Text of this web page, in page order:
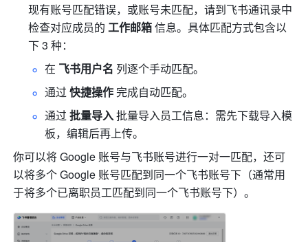
现有账号匹配错误，或账号未匹配，请到飞书通讯录中
检查对应成员的 工作邮箱 信息。具体匹配方式包含以
下 3 种：
在 飞书用户名 列逐个手动匹配。
通过 快捷操作 完成自动匹配。
通过 批量导入 批量导入员工信息：需先下载导入模
板，编辑后再上传。
你可以将 Google 账号与飞书账号进行一对一匹配，还可
以将多个 Google 账号匹配到同一个飞书账号下（通常用
于将多个已离职员工匹配到同一个飞书账号下）。